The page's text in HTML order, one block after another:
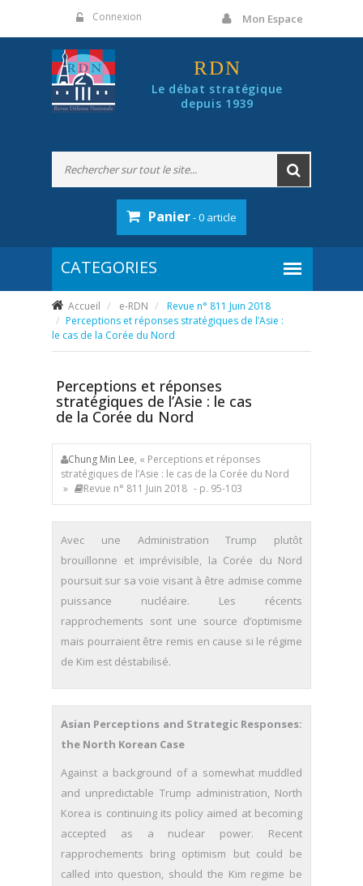
Connexion Mon Espace
RDN
Le débat stratégique
depuis 1939
Panier- 0 article
Accueil e-RDN
Revue n° 811 Juin 2018
Perceptions et réponses stratégiques de l’Asie :
le cas de la Corée du Nord
Perceptions et réponses
stratégiques de l’Asie : le cas
de la Corée du Nord
Chung Min Lee, « Perceptions et réponses
stratégiques de l’Asie : le cas de la Corée du Nord
»
Revue n° 811 Juin 2018 - p. 95-103
Avec une Administration Trump plutôt
brouillonne et imprévisible, la Corée du Nord
poursuit sur sa voie visant à être admise comme
puissance nucléaire. Les récents
rapprochements sont une source d’optimisme
mais pourraient être remis en cause si le régime
de Kim est déstabilisé.
Asian Perceptions and Strategic Responses:
the North Korean Case
Against a background of a somewhat muddled
and unpredictable Trump administration, North
Korea is continuing its policy aimed at becoming
accepted as a nuclear power. Recent
rapprochements bring optimism but could be
called into question, should the Kim regime be